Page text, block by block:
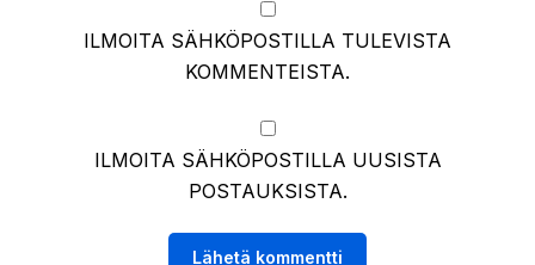
ILMOITA SÄHKÖPOSTILLA TULEVISTA
KOMMENTEISTA.
ILMOITA SÄHKÖPOSTILLA UUSISTA
POSTAUKSISTA.